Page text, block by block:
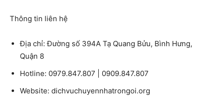
Thông tin liên hệ
Địa chỉ: Đường số 394A Tạ Quang Bửu, Bình Hưng,
Quận 8
Hotline: 0979.847.807 | 0909.847.807
Website: dichvuchuyennhatrongoi.org